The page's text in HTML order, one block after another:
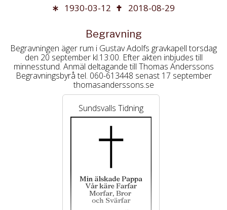
1930-03-12 2018-08-29
Begravning
Begravningen äger rum i Gustav Adolfs gravkapell torsdag
den 20 september kl.13:00. Efter akten inbjudes till
minnesstund. Anmäl deltagande till Thomas Anderssons
Begravningsbyrå tel. 060-613448 senast 17 september
thomasanderssons.se
Sundsvalls Tidning